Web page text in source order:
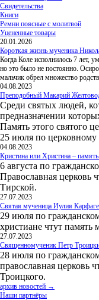
Свидетельства
Книги
Ремни поясные с молитвой
Уцененные товары
20.01.2026
Короткая жизнь мученика
Когда Коле исполнилось 7 лет,
но это было не постоянно.
мальчик обрел множество
04.08.2023
Преподобный Макарий
Среди святых людей,
предназначении
Память этого святого
25 июля по церковному
04.08.2023
Кристина или Христина –
6 августа по
Православная церковь
Тирской.
27.07.2023
Святая мученица Иулия
29 июля по
христиане чтут
27.07.2023
Священномученик Петр
28 июля по
православная церковь
Троицкого.
архив новостей →
Наши партнёры